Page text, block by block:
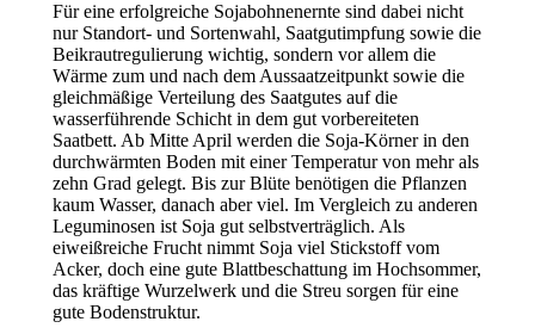
Für eine erfolgreiche Sojabohnenernte sind dabei nicht
nur Standort- und Sortenwahl, Saatgutimpfung sowie die
Beikrautregulierung wichtig, sondern vor allem die
Wärme zum und nach dem Aussaatzeitpunkt sowie die
gleichmäßige Verteilung des Saatgutes auf die
wasserführende Schicht in dem gut vorbereiteten
Saatbett. Ab Mitte April werden die Soja-Körner in den
durchwärmten Boden mit einer Temperatur von mehr als
zehn Grad gelegt. Bis zur Blüte benötigen die Pflanzen
kaum Wasser, danach aber viel. Im Vergleich zu anderen
Leguminosen ist Soja gut selbstverträglich. Als
eiweißreiche Frucht nimmt Soja viel Stickstoff vom
Acker, doch eine gute Blattbeschattung im Hochsommer,
das kräftige Wurzelwerk und die Streu sorgen für eine
gute Bodenstruktur.